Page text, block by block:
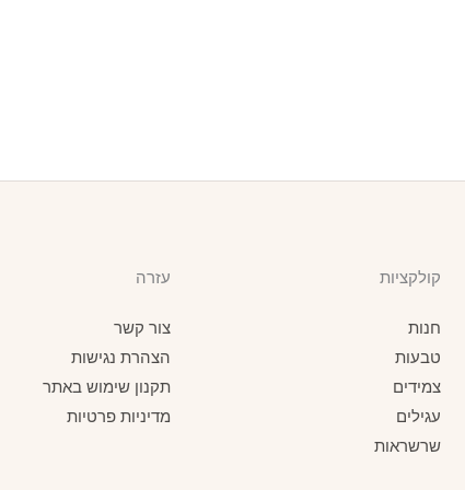
קולקציות
חנות
טבעות
צמידים
עגילים
שרשראות
עזרה
צור קשר
הצהרת נגישות
תקנון שימוש באתר
מדיניות פרטיות